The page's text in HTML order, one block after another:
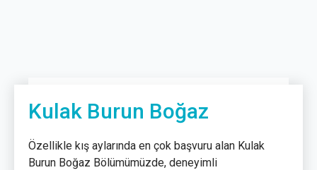
Kulak Burun Boğaz
Özellikle kış aylarında en çok başvuru alan Kulak
Burun Boğaz Bölümümüzde, deneyimli